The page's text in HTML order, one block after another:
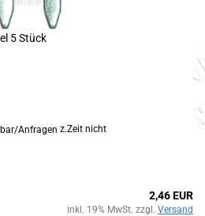
5 Stück
z.Zeit nicht
2,46 EUR
inkl. 19% MwSt. zzgl. Versand